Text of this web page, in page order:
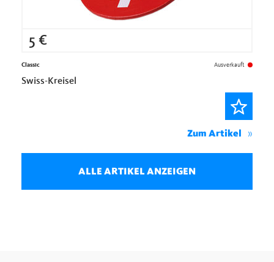
5 €
Classic Ausverkauft
Swiss-Kreisel
Zum Artikel
ALLE ARTIKEL ANZEIGEN